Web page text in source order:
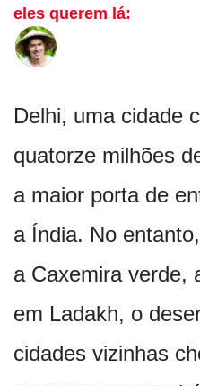
eles querem lá:
Delhi, uma cidade
quatorze milhões
a maior porta de
a Índia. No
a Caxemira verde,
em Ladakh, o
cidades vizinhas